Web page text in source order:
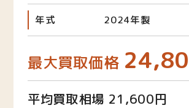
年式 2024年製
最大買取価格
平均買取相場 21,600円